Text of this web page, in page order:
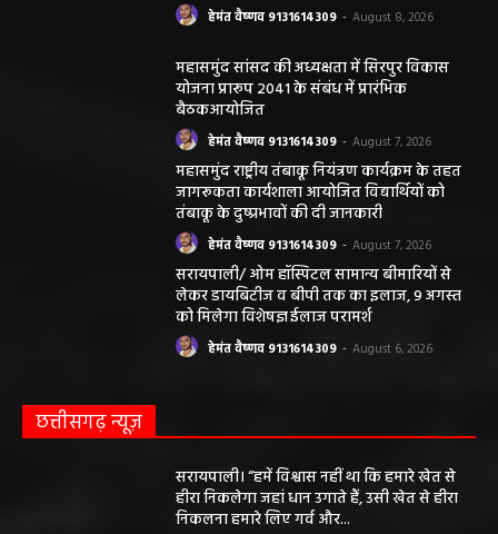
हेमंत वैष्णव 9131614309 - August 8, 2026
महासमुंद सांसद की अध्यक्षता में सिरपुर विकास
योजना प्रारूप 2041 के संबंध में प्रारंभिक
बैठकआयोजित
हेमंत वैष्णव 9131614309 - August 7, 2026
महासमुंद राष्ट्रीय तंबाकू नियंत्रण कार्यक्रम के तहत
जागरूकता कार्यशाला आयोजित विद्यार्थियों को
तंबाकू के दुष्प्रभावों की दी जानकारी
हेमंत वैष्णव 9131614309 - August 7, 2026
सरायपाली/ ओम हॉस्पिटल सामान्य बीमारियों से
लेकर डायबिटीज व बीपी तक का इलाज, 9 अगस्त
को मिलेगा विशेषज्ञ ईलाज परामर्श
हेमंत वैष्णव 9131614309 - August 6, 2026
छत्तीसगढ़ न्यूज़
सरायपाली। “हमें विश्वास नहीं था कि हमारे खेत से
हीरा निकलेगा जहां धान उगाते हैं, उसी खेत से हीरा
निकलना हमारे लिए गर्व और...